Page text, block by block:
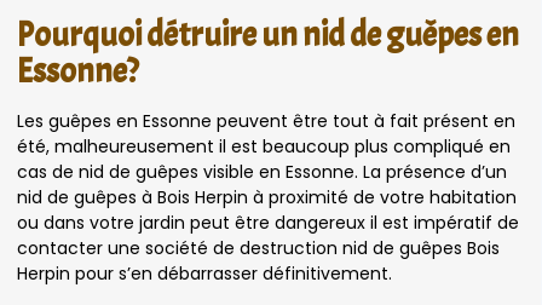
Pourquoi détruire un nid de guêpes en
Essonne?
Les guêpes en Essonne peuvent être tout à fait présent en
été, malheureusement il est beaucoup plus compliqué en
cas de nid de guêpes visible en Essonne. La présence d’un
nid de guêpes à Bois Herpin à proximité de votre habitation
ou dans votre jardin peut être dangereux il est impératif de
contacter une société de destruction nid de guêpes Bois
Herpin pour s’en débarrasser définitivement.